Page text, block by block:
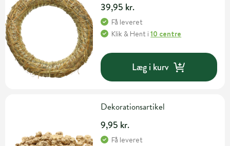
39,95 kr.
Få leveret
Klik & Hent i10 centre
Læg i kurv
Dekorationsartikel
9,95 kr.
Få leveret